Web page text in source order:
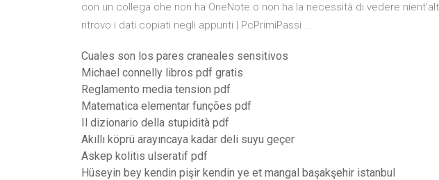
con un collega che non ha OneNote o non ha la necessità di vedere
ritrovo i dati copiati negli appunti | PcPrimiPassi ...
Cuales son los pares craneales sensitivos
Michael connelly libros pdf gratis
Reglamento media tension pdf
Matematica elementar funções pdf
Il dizionario della stupidità pdf
Akıllı köprü arayıncaya kadar deli suyu geçer
Askep kolitis ulseratif pdf
Hüseyin bey kendin pişir kendin ye et mangal başakşehir istanbul